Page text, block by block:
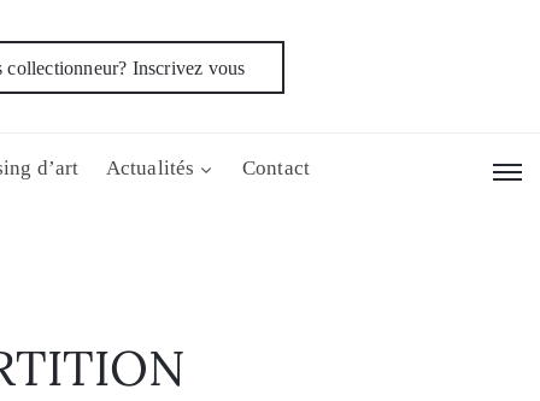
collectionneur? Inscrivez vous
d’art Actualités Contact